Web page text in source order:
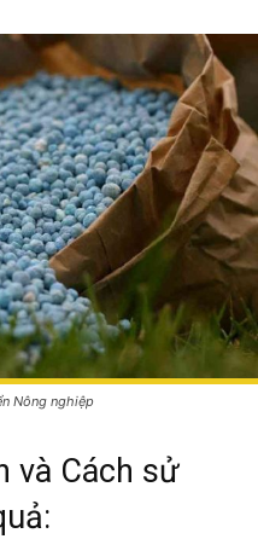
Nông nghiệp
và Cách sử